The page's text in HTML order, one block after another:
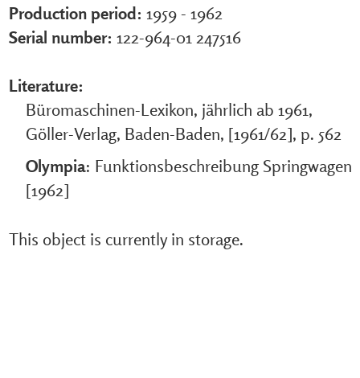
Production period: 1959 - 1962
Serial number: 122-964-01 247516
Literature:
Büromaschinen-Lexikon, jährlich ab 1961,
Göller-Verlag, Baden-Baden, [1961/62], p. 562
Olympia: Funktionsbeschreibung Springwagen
[1962]
This object is currently in storage.